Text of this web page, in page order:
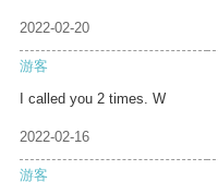
2022-02-20
游客
I called you 2 times. W
2022-02-16
游客